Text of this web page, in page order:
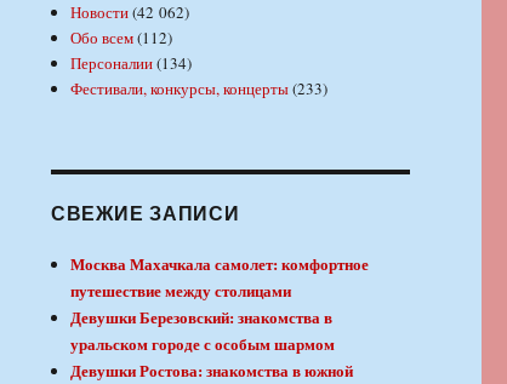
Новости(42 062)
Обо всем(112)
Персоналии(134)
Фестивали, конкурсы, концерты(233)
СВЕЖИЕ ЗАПИСИ
Москва Махачкала самолет: комфортное
путешествие между столицами
Девушки Березовский: знакомства в
уральском городе с особым шармом
Девушки Ростова: знакомства в южной